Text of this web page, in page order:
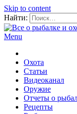
Skip to content
Найти:
Menu
Охота
Статьи
Видеоканал
Оружие
Отчеты о
Рецепты